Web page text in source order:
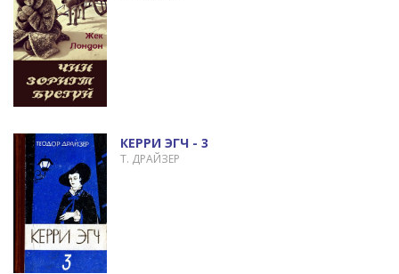
КЕРРИ ЭГЧ - 3
Т. ДРАЙЗЕР